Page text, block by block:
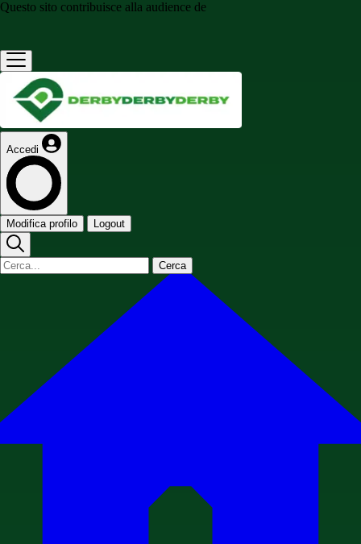
Questo sito contribuisce alla audience de
Accedi
Modifica profilo Logout
Cerca